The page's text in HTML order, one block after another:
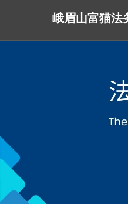
峨眉山富猫法